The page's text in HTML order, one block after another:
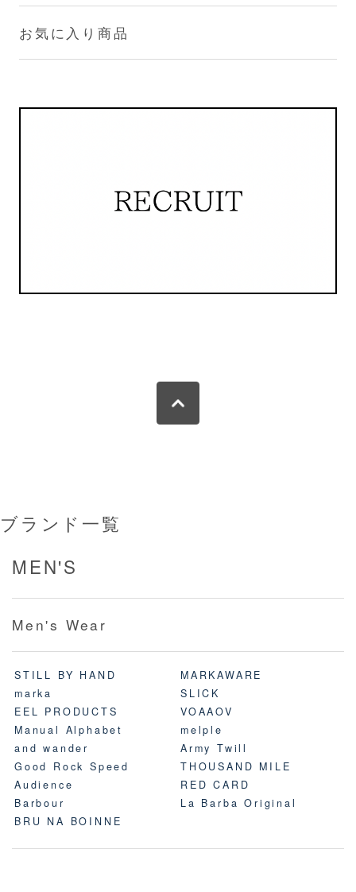
お気に入り商品
ブランド一覧
MEN'S
Men's Wear
STILL BY HAND
MARKAWARE
marka
SLICK
EEL PRODUCTS
VOAAOV
Manual Alphabet
melple
and wander
Army Twill
Good Rock Speed
THOUSAND MILE
Audience
RED CARD
Barbour
La Barba Original
BRU NA BOINNE